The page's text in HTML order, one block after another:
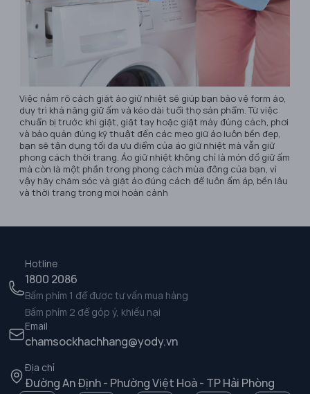
Việc nắm rõ cách giặt áo giữ nhiệt sẽ giúp bạn bảo vệ form áo,
duy trì khả năng giữ ấm và kéo dài tuổi thọ sản phẩm. Từ việc
chuẩn bị trước khi giặt, giặt tay hoặc giặt máy đúng cách, phơi
và bảo quản đúng kỹ thuật đến các mẹo giữ áo luôn bền đẹp,
bạn sẽ tận dụng tối đa ưu điểm của áo giữ nhiệt mà vẫn giữ
phong cách thời trang. Áo giữ nhiệt không chỉ là món đồ giữ ấm
mà còn là một phần trong phong cách mùa đông của bạn, vì
vậy hãy chăm sóc và giặt áo đúng cách để luôn ấm áp, bền lâu
và thời trang trong mọi hoàn cảnh
Hotline
1800 2086
Bấm phím 1 để được tư vấn mua hàng
Bấm phím 2 để góp ý, khiếu nại
Email
chamsockhachhang@yody.vn
Địa chỉ
Đường An Định - Phường Việt Hoà - TP Hải Phòng